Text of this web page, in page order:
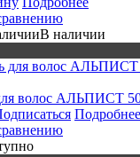
В наличии
волос АЛЬПИСТ
Подробнее